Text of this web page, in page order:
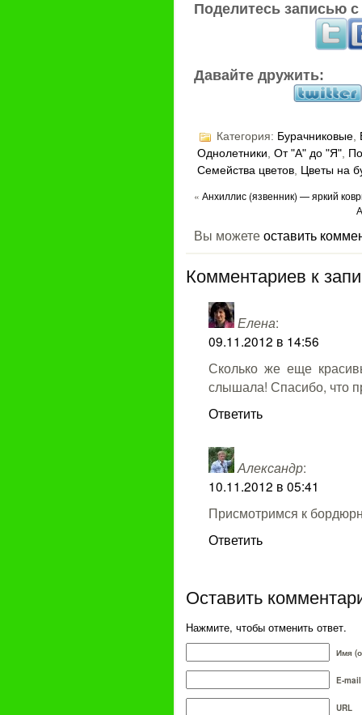
Поделитесь записью
Давайте дружить:
Категория: Бурачниковые
Однолетники От "А" до "Я"
Семейства цветов Цветы на
« Анхиллис (язвенник) — яркий
Вы можетеоставить
Комментариев к
Елена:
09.11.2012 в 14:56
Сколько же еще
слышала! Спасибо, что
Ответить
Александр:
10.11.2012 в 05:41
Присмотримся к
Ответить
Оставить
Нажмите, чтобы отменить ответ.
Имя
E-
URL